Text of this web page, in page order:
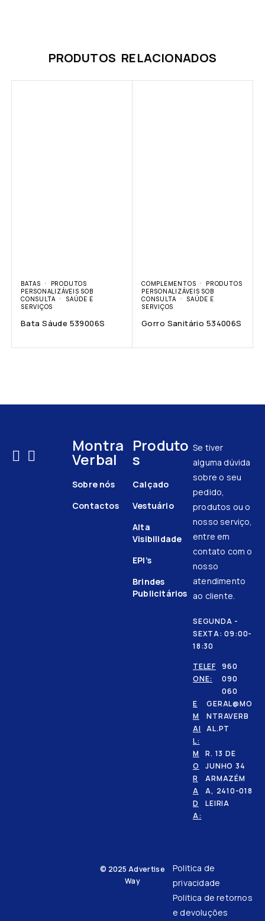
PRODUTOS RELACIONADOS
BATAS
PRODUTOS
PERSONALIZÁVEIS SOB
CONSULTA
SAÚDE E
SERVIÇOS
Bata Sáude 539006S
COMPLEMENTOS
PRODUTOS
PERSONALIZÁVEIS SOB
CONSULTA
SAÚDE E
SERVIÇOS
Gorro Sanitário 534006S
Montra
Verbal
Sobre nós
Contactos
Produto
s
Calçado
Vestuário
Alta
Visibilidade
EPI’s
Brindes
Publicitários
Se tiver
alguma dúvida
sobre o seu
pedido,
produtos ou o
nosso serviço,
entre em
contato com o
nosso
atendimento
ao cliente.
SEGUNDA -
SEXTA: 09:00-
18:30
TELEF
ONE:
960
090
060
E
M
AI
L:
GERAL@MO
NTRAVERB
AL.PT
M
O
R
A
D
A:
R. 13 DE
JUNHO 34
ARMAZÉM
A, 2410-018
LEIRIA
Politica de
privacidade
Politica de retornos
e devoluções
© 2025Advertise
Way